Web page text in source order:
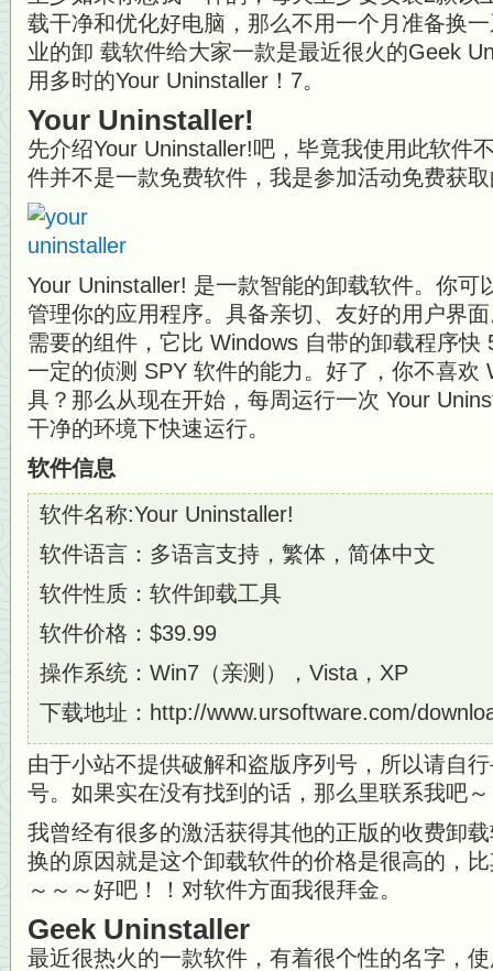
载干净和优化好电脑，那么不用一个月准备换
业的卸 载软件给大家一款是最近很火的Geek
用多时的Your Uninstaller！7。
Your Uninstaller!
先介绍Your Uninstaller!吧，毕竟我使用此软件
件并不是一款免费软件，我是参加活动免费获
Your Uninstaller! 是一款智能的卸载软件。你可
管理你的应用程序。具备亲切、友好的用户界
需要的组件，它比 Windows 自带的卸载程序快
一定的侦测 SPY 软件的能力。好了，你不喜欢
具？那么从现在开始，每周运行一次 Your
干净的环境下快速运行。
软件信息
软件名称:Your Uninstaller!
软件语言：多语言支持，繁体，简体中文
软件性质：软件卸载工具
软件价格：$39.99
操作系统：Win7（亲测），Vista，XP
下载地址：http://www.ursoftware.com/
由于小站不提供破解和盗版序列号，所以请自
号。如果实在没有找到的话，那么里联系我吧
我曾经有很多的激活获得其他的正版的收费卸
换的原因就是这个卸载软件的价格是很高的，
～～～好吧！！对软件方面我很拜金。
Geek Uninstaller
最近很热火的一款软件，有着很个性的名字，